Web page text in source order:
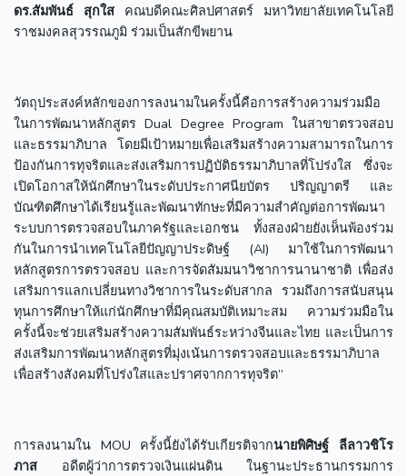
ดร.สัมพันธ์ สุกใส คณบดีคณะศิลปศาสตร์ มหาวิทยาลัยเทคโนโลยี
ราชมงคลสุวรรณภูมิ ร่วมเป็นสักขีพยาน
วัตถุประสงค์หลักของการลงนามในครั้งนี้คือการสร้างความร่วมมือ
ในการพัฒนาหลักสูตร Dual Degree Program ในสาขาตรวจสอบ
และธรรมาภิบาล โดยมีเป้าหมายเพื่อเสริมสร้างความสามารถในการ
ป้องกันการทุจริตและส่งเสริมการปฏิบัติธรรมาภิบาลที่โปร่งใส ซึ่งจะ
เปิดโอกาสให้นักศึกษาในระดับประกาศนียบัตร ปริญญาตรี และ
บัณฑิตศึกษาได้เรียนรู้และพัฒนาทักษะที่มีความสำคัญต่อการพัฒนา
ระบบการตรวจสอบในภาครัฐและเอกชน ทั้งสองฝ่ายยังเห็นพ้องร่วม
กันในการนำเทคโนโลยีปัญญาประดิษฐ์ (AI) มาใช้ในการพัฒนา
หลักสูตรการตรวจสอบ และการจัดสัมมนาวิชาการนานาชาติ เพื่อส่ง
เสริมการแลกเปลี่ยนทางวิชาการในระดับสากล รวมถึงการสนับสนุน
ทุนการศึกษาให้แก่นักศึกษาที่มีคุณสมบัติเหมาะสม ความร่วมมือใน
ครั้งนี้จะช่วยเสริมสร้างความสัมพันธ์ระหว่างจีนและไทย และเป็นการ
ส่งเสริมการพัฒนาหลักสูตรที่มุ่งเน้นการตรวจสอบและธรรมาภิบาล
เพื่อสร้างสังคมที่โปร่งใสและปราศจากการทุจริต”
การลงนามใน MOU ครั้งนี้ยังได้รับเกียรติจากนายพิศิษฐ์ ลีลาวชิโร
ภาส อดีตผู้ว่าการตรวจเงินแผ่นดิน ในฐานะประธานกรรมการ